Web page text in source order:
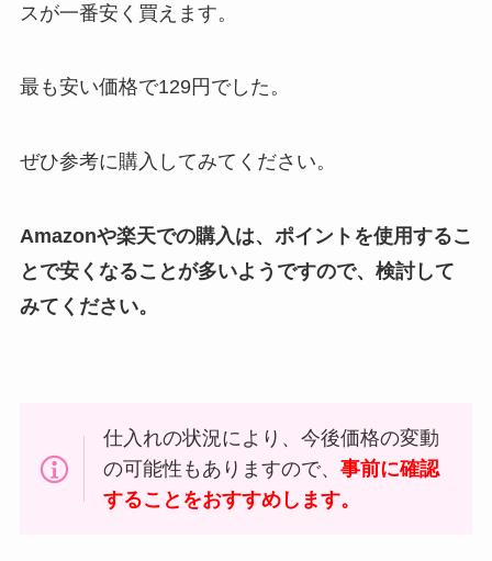
スが一番安く買えます。
最も安い価格で129円でした。
ぜひ参考に購入してみてください。
Amazonや楽天での購入は、ポイントを使用するこ
とで安くなることが多いようですので、検討して
みてください。
仕入れの状況により、今後価格の変動
の可能性もありますので、事前に確認
することをおすすめします。